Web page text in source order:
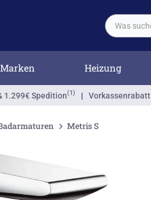
Marken Heizung
1.299€ Spedition(1) | Vorkassenrabatt
Metris S